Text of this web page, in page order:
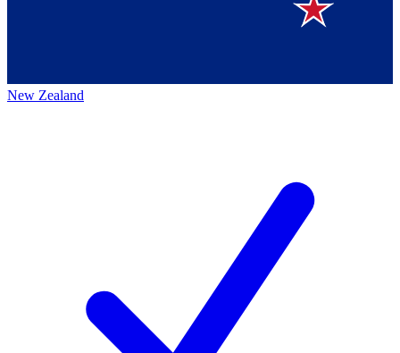
New Zealand